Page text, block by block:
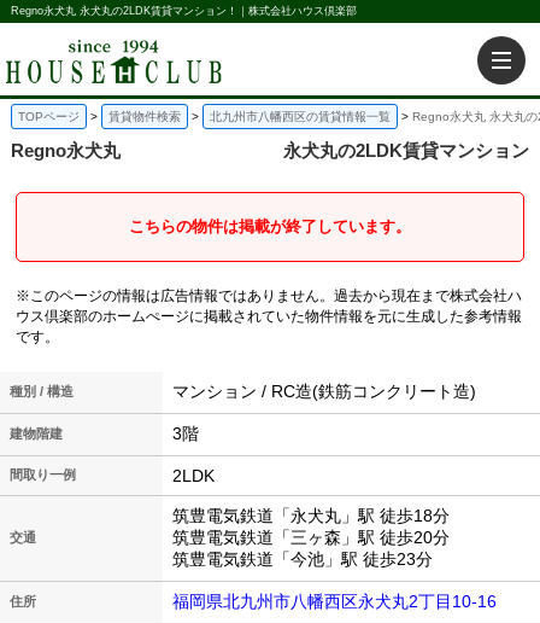
Regno永犬丸 永犬丸の2LDK賃貸マンション！｜株式会社ハウス倶楽部
TOPページ 賃貸物件検索 北九州市八幡西区の賃貸情報一覧 Regno永犬丸 永犬丸
Regno永犬丸 永犬丸の2LDK賃貸マンション
こちらの物件は掲載が終了しています。
※このページの情報は広告情報ではありません。過去から現在まで株式会社ハ
ウス倶楽部のホームぺージに掲載されていた物件情報を元に生成した参考情報
です。
種別 / 構造 マンション / RC造(鉄筋コンクリート造)
建物階建 3階
間取り一例 2LDK
交通
筑豊電気鉄道「永犬丸」駅 徒歩18分
筑豊電気鉄道「三ヶ森」駅 徒歩20分
筑豊電気鉄道「今池」駅 徒歩23分
住所 福岡県北九州市八幡西区永犬丸2丁目10-16